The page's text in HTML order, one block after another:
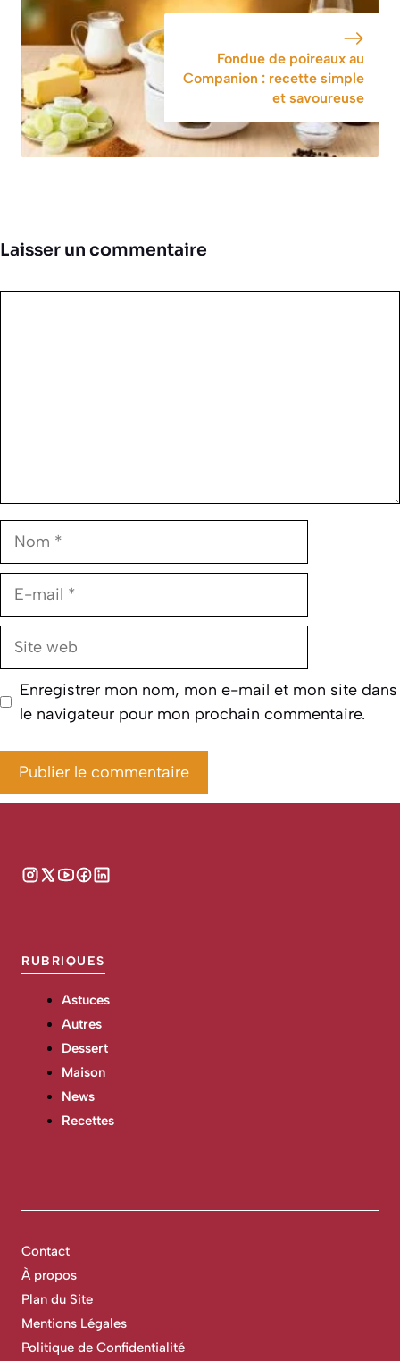
Fondue de poireaux au
Companion : recette simple
et savoureuse
Laisser un commentaire
Nom
E-
Site
Enregistrer mon nom, mon e-mail et mon site dans
le navigateur pour mon prochain commentaire.
RUBRIQUES
Astuces
Autres
Dessert
Maison
News
Recettes
Contact
À propos
Plan du Site
Mentions Légales
Politique de Confidentialité